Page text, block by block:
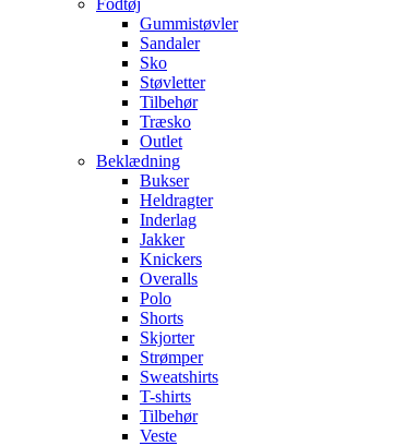
Fodtøj
Gummistøvler
Sandaler
Sko
Støvletter
Tilbehør
Træsko
Outlet
Beklædning
Bukser
Heldragter
Inderlag
Jakker
Knickers
Overalls
Polo
Shorts
Skjorter
Strømper
Sweatshirts
T-shirts
Tilbehør
Veste